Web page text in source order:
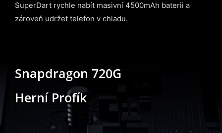
SuperDart rychle nabít masivní 4500mAh baterii a
zároveň udržet telefon v chladu.
Snapdragon 720G
Herní Profík